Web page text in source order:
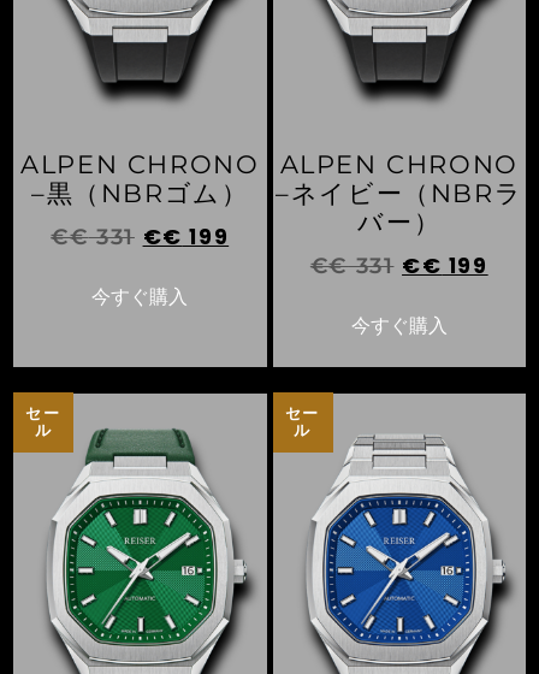
ALPEN CHRONO
–黒（NBRゴム）
€€331 €€ 199
今すぐ購入
ALPEN CHRONO
–ネイビー（NBRラ
バー）
€€331 €€ 199
今すぐ購入
セー
ル
セー
ル